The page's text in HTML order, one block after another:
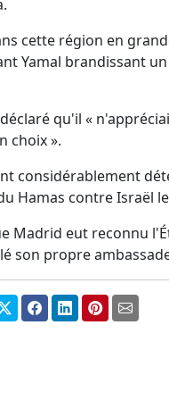
cette région en
Yamal brandissant
qu'il «
choix ».
considérablement
Hamas contre Israël
Madrid eut reconnu
son propre